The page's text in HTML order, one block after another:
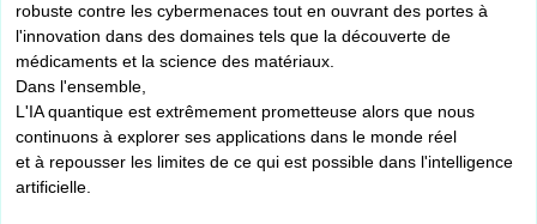
robuste contre les cybermenaces tout en ouvrant des portes à
l'innovation dans des domaines tels que la découverte de
médicaments et la science des matériaux.
Dans l'ensemble,
L'IA quantique est extrêmement prometteuse alors que nous
continuons à explorer ses applications dans le monde réel
et à repousser les limites de ce qui est possible dans l'intelligence
artificielle.